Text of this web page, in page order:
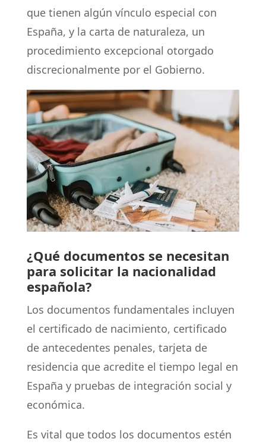
que tienen algún vínculo especial con
España, y la carta de naturaleza, un
procedimiento excepcional otorgado
discrecionalmente por el Gobierno.
¿Qué documentos se necesitan
para solicitar la nacionalidad
española?
Los documentos fundamentales incluyen
el certificado de nacimiento, certificado
de antecedentes penales, tarjeta de
residencia que acredite el tiempo legal en
España y pruebas de integración social y
económica.
Es vital que todos los documentos estén